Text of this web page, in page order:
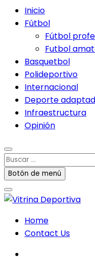
Inicio
Fútbol
Fútbol
Futbol
Basquetbol
Polideportivo
Internacional
Deporte
Infraestructura
Opinión
Buscar
…Botón de menú
Home
Contact Us